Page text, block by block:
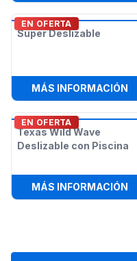
EN OFERTA
Super Deslizable
MÁS INFORMACIÓN:
EN OFERTA
Texas Wild Wave
Deslizable con Piscina
MÁS INFORMACIÓN: